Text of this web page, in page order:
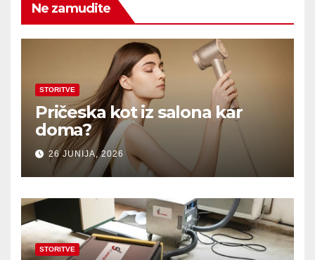
Ne zamudite
STORITVE
Pričeska kot iz salona kar
doma?
26 JUNIJA, 2026
STORITVE